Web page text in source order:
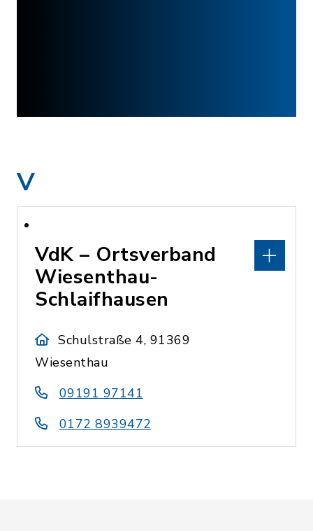
V
VdK – Ortsverband
Wiesenthau-
Schlaifhausen
Schulstraße 4, 91369
Wiesenthau
09191 97141
0172 8939472